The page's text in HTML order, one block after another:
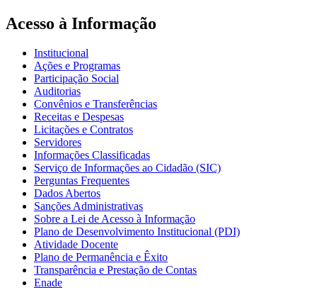
Acesso à Informação
Institucional
Ações e Programas
Participação Social
Auditorias
Convênios e Transferências
Receitas e Despesas
Licitações e Contratos
Servidores
Informações Classificadas
Serviço de Informações ao Cidadão (SIC)
Perguntas Frequentes
Dados Abertos
Sanções Administrativas
Sobre a Lei de Acesso à Informação
Plano de Desenvolvimento Institucional (PDI)
Atividade Docente
Plano de Permanência e Êxito
Transparência e Prestação de Contas
Enade